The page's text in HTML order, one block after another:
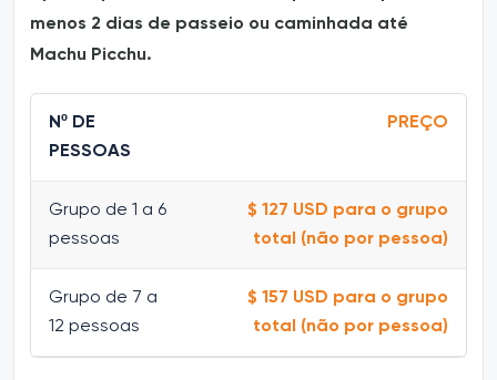
menos 2 dias de passeio ou caminhada até
Machu Picchu.
Nº DE
PESSOAS
PREÇO
Grupo de 1 a 6
pessoas
$ 127 USD para o grupo
total (não por pessoa)
Grupo de 7 a
12 pessoas
$ 157 USD para o grupo
total (não por pessoa)